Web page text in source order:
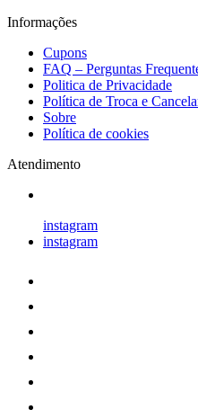
Informações
Cupons
FAQ – Perguntas
Politica de Privacidade
Política de Troca e
Sobre
Política de cookies
Atendimento
instagram
instagram